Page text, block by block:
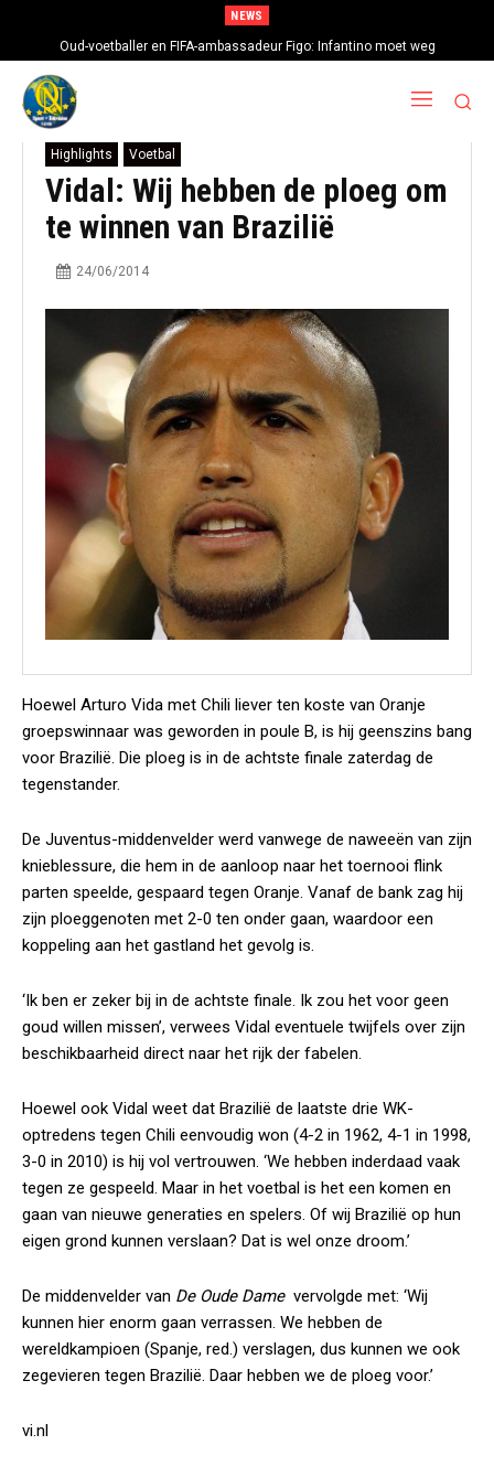
NEWS
Oud-voetballer en FIFA-ambassadeur Figo: Infantino moet weg
Highlights Voetbal
Vidal: Wij hebben de ploeg om
te winnen van Brazilië
24/06/2014
Hoewel Arturo Vida met Chili liever ten koste van Oranje
groepswinnaar was geworden in poule B, is hij geenszins bang
voor Brazilië. Die ploeg is in de achtste finale zaterdag de
tegenstander.
De Juventus-middenvelder werd vanwege de naweeën van zijn
knieblessure, die hem in de aanloop naar het toernooi flink
parten speelde, gespaard tegen Oranje. Vanaf de bank zag hij
zijn ploeggenoten met 2-0 ten onder gaan, waardoor een
koppeling aan het gastland het gevolg is.
‘Ik ben er zeker bij in de achtste finale. Ik zou het voor geen
goud willen missen’, verwees Vidal eventuele twijfels over zijn
beschikbaarheid direct naar het rijk der fabelen.
Hoewel ook Vidal weet dat Brazilië de laatste drie WK-
optredens tegen Chili eenvoudig won (4-2 in 1962, 4-1 in 1998,
3-0 in 2010) is hij vol vertrouwen. ‘We hebben inderdaad vaak
tegen ze gespeeld. Maar in het voetbal is het een komen en
gaan van nieuwe generaties en spelers. Of wij Brazilië op hun
eigen grond kunnen verslaan? Dat is wel onze droom.’
De middenvelder van De Oude Dame vervolgde met: ‘Wij
kunnen hier enorm gaan verrassen. We hebben de
wereldkampioen (Spanje, red.) verslagen, dus kunnen we ook
zegevieren tegen Brazilië. Daar hebben we de ploeg voor.’
vi.nl